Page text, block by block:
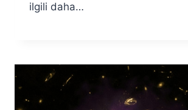
ilgili daha…